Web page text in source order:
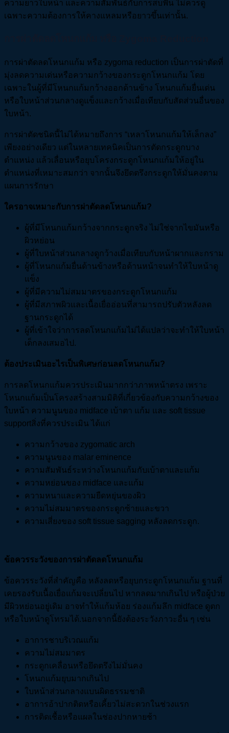
ความยาวใบหน้า และความสัมพันธ์กับการสบฟัน ไม่ควรดู
เฉพาะความต้องการให้คางแหลมหรือยาวขึ้นเท่านั้น.
การผ่าตัดลดโหนกแก้ม หรือ zygoma reduction เป็นการผ่าตัดที่
มุ่งลดความเด่นหรือความกว้างของกระดูกโหนกแก้ม โดย
เฉพาะในผู้ที่มีโหนกแก้มกว้างออกด้านข้าง โหนกแก้มยื่นเด่น
หรือใบหน้าส่วนกลางดูแข็งและกว้างเมื่อเทียบกับสัดส่วนอื่นของ
ใบหน้า.
การผ่าตัดชนิดนี้ไม่ได้หมายถึงการ “เหลาโหนกแก้มให้เล็กลง”
เพียงอย่างเดียว แต่ในหลายเทคนิคเป็นการตัดกระดูกบาง
ตำแหน่ง แล้วเลื่อนหรือยุบโครงกระดูกโหนกแก้มให้อยู่ใน
ตำแหน่งที่เหมาะสมกว่า จากนั้นจึงยึดตรึงกระดูกให้มั่นคงตาม
แผนการรักษา
ใครอาจเหมาะกับการผ่าตัดลดโหนกแก้ม?
ผู้ที่มีโหนกแก้มกว้างจากกระดูกจริง ไม่ใช่จากไขมันหรือ
ผิวหย่อน
ผู้ที่ใบหน้าส่วนกลางดูกว้างเมื่อเทียบกับหน้าผากและกราม
ผู้ที่โหนกแก้มยื่นด้านข้างหรือด้านหน้าจนทำให้ใบหน้าดู
แข็ง
ผู้ที่มีความไม่สมมาตรของกระดูกโหนกแก้ม
ผู้ที่มีสภาพผิวและเนื้อเยื่ออ่อนที่สามารถปรับตัวหลังลด
ฐานกระดูกได้
ผู้ที่เข้าใจว่าการลดโหนกแก้มไม่ได้แปลว่าจะทำให้ใบหน้า
เด็กลงเสมอไป.
ต้องประเมินอะไรเป็นพิเศษก่อนลดโหนกแก้ม?
การลดโหนกแก้มควรประเมินมากกว่าภาพหน้าตรง เพราะ
โหนกแก้มเป็นโครงสร้างสามมิติที่เกี่ยวข้องกับความกว้างของ
ใบหน้า ความนูนของ midface เบ้าตา แก้ม และ soft tissue
supportสิ่งที่ควรประเมิน ได้แก่
ความกว้างของ zygomatic arch
ความนูนของ malar eminence
ความสัมพันธ์ระหว่างโหนกแก้มกับเบ้าตาและแก้ม
ความหย่อนของ midface และแก้ม
ความหนาและความยืดหยุ่นของผิว
ความไม่สมมาตรของกระดูกซ้ายและขวา
ความเสี่ยงของ soft tissue sagging หลังลดกระดูก.
ข้อควรระวังของการผ่าตัดลดโหนกแก้ม
ข้อควรระวังที่สำคัญคือ หลังลดหรือยุบกระดูกโหนกแก้ม ฐานที่
เคยรองรับเนื้อเยื่อแก้มจะเปลี่ยนไป หากลดมากเกินไป หรือผู้ป่วย
มีผิวหย่อนอยู่เดิม อาจทำให้แก้มห้อย ร่องแก้มลึก midface ดูตก
หรือใบหน้าดูโทรมได้.นอกจากนี้ยังต้องระวังภาวะอื่น ๆ เช่น
อาการชาบริเวณแก้ม
ความไม่สมมาตร
กระดูกเคลื่อนหรือยึดตรึงไม่มั่นคง
โหนกแก้มยุบมากเกินไป
ใบหน้าส่วนกลางแบนผิดธรรมชาติ
อาการอ้าปากติดหรือเคี้ยวไม่สะดวกในช่วงแรก
การติดเชื้อหรือแผลในช่องปากหายช้า